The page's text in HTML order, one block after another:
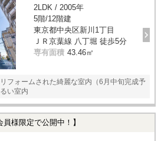
2LDK / 2005年
5階/12階建
東京都中央区新川1丁目
ＪＲ京葉線 八丁堀 徒歩5分
専有面積 43.46㎡
フォームされた綺麗な室内（6月中旬完成予
い室内
様限定で公開中！】